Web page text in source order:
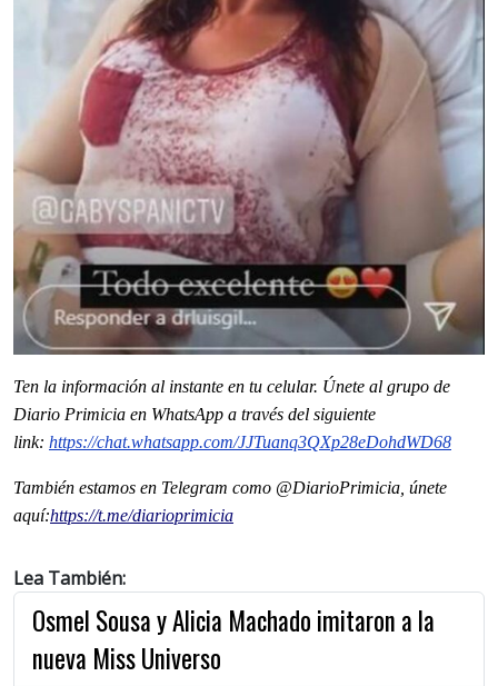
Ten la información al instante en tu celular. Únete al grupo de
Diario Primicia en WhatsApp a través del siguiente
link: https://chat.whatsapp.com/JJTuanq3QXp28eDohdWD68
También estamos en Telegram como @DiarioPrimicia, únete
aquí:https://t.me/diarioprimicia
Lea También:
Osmel Sousa y Alicia Machado imitaron a la
nueva Miss Universo